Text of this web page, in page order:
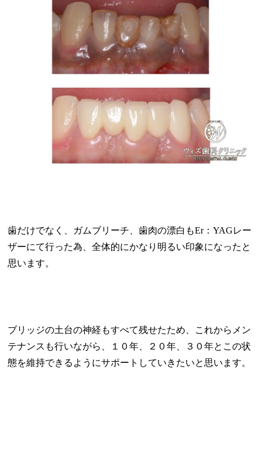
歯だけでなく、ガムブリーチ、歯肉の漂白もEr：YAGレー
ザーにて行った為、全体的にかなり明るい印象になったと
思います。
ブリッジの土台の神経もすべて残せたため、これからメン
テナンスも行いながら、１０年、２０年、３０年とこの状
態を維持できるようにサポートしていきたいと思います。